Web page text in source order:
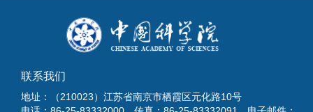
联系我们
地址：（210023）江苏省南京市栖霞区元化路10号